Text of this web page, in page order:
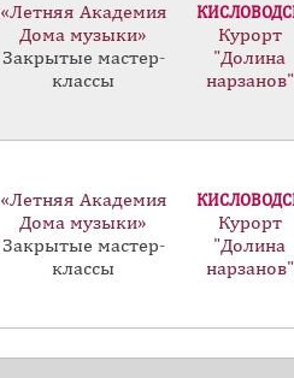
«Летняя Академия
Дома музыки»
Закрытые мастер-
классы
Курорт
"Долина
нарзанов"
«Летняя Академия
Дома музыки»
Закрытые мастер-
классы
Курорт
"Долина
нарзанов"